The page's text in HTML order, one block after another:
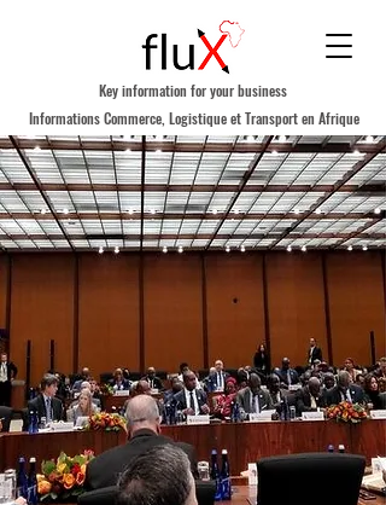
Informations Commerce, Logistique et Transport en Afrique
Key information for your business